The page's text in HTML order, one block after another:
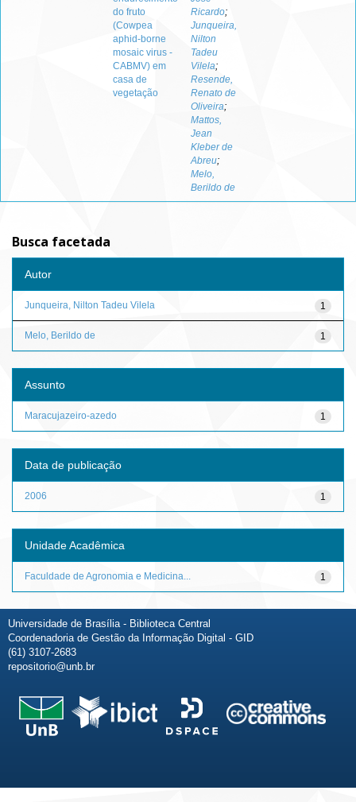
do fruto
(Cowpea
aphid-borne
mosaic virus -
CABMV) em
casa de
vegetação
Ricardo;
Junqueira,
Nilton
Tadeu
Vilela;
Resende,
Renato de
Oliveira;
Mattos,
Jean
Kleber de
Abreu;
Melo,
Berildo de
Busca facetada
Autor
1
Junqueira, Nilton Tadeu Vilela
1
Melo, Berildo de
Assunto
1
Maracujazeiro-azedo
Data de publicação
1
2006
Unidade Acadêmica
1
Faculdade de Agronomia e Medicina...
Universidade de Brasília - Biblioteca Central
Coordenadoria de Gestão da Informação Digital - GID
(61) 3107-2683
repositorio@unb.br